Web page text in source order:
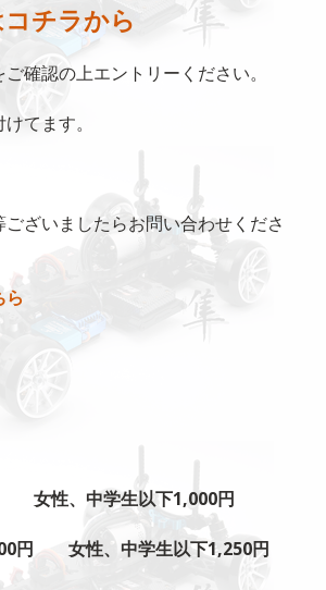
チラから
確認の上エントリーください。
てます。
ざいましたらお問い合わせくださ
ら
女性、中学生以下1,000円
円 女性、中学生以下1,250円